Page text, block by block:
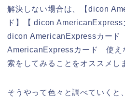
解決しない場合は、【dicon
ド】【 dicon
dicon AmericanExpressカー
AmericanExpressカード 使え
索をしてみることをオススメし
そうやって色々と調べていくと